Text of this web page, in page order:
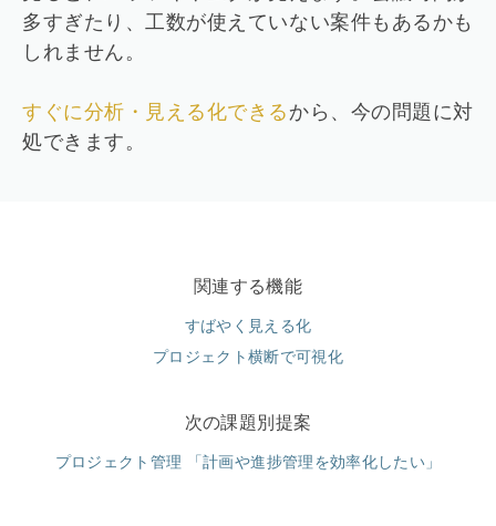
多すぎたり、工数が使えていない案件もあるかも
しれません。
すぐに分析・見える化できる から、今の問題に対
処できます。
関連する機能
すばやく見える化
プロジェクト横断で可視化
次の課題別提案
プロジェクト管理 「計画や進捗管理を効率化したい」